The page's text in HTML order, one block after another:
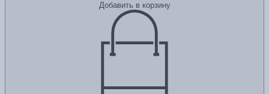
Добавить в корзину